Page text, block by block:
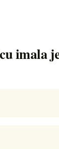
imala